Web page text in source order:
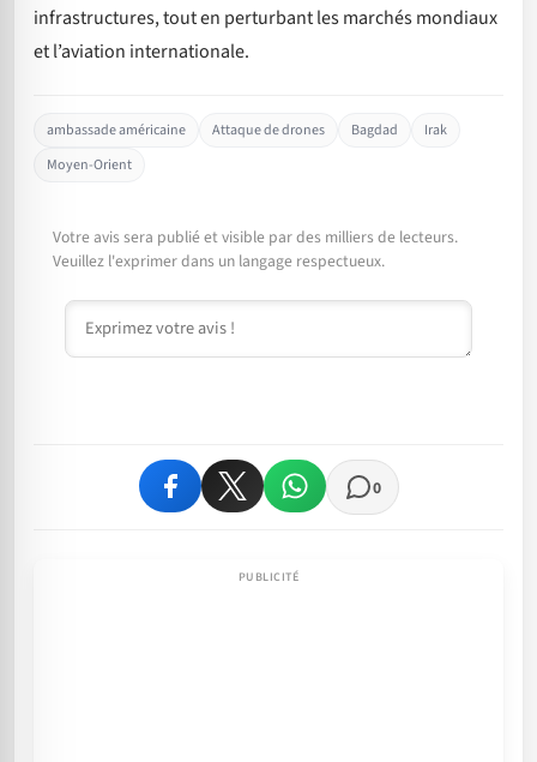
infrastructures, tout en perturbant les marchés mondiaux
et l’aviation internationale.
ambassade américaine Attaque de drones Bagdad
Irak
Moyen-Orient
Votre avis sera publié et visible par des milliers de lecteurs.
Veuillez l'exprimer dans un langage respectueux.
Commentaire
0